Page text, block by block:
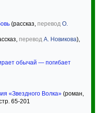
(рассказ, перевод О.
перевод А. Новикова),
обычай — погибает
«Звездного Волка» (роман,
65-201